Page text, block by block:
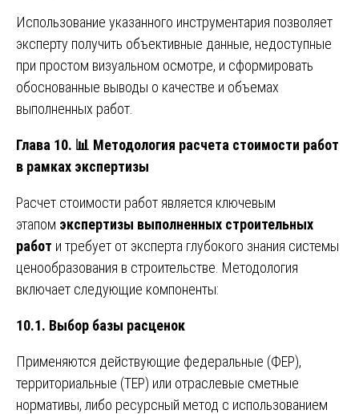
Использование указанного инструментария позволяет
эксперту получить объективные данные, недоступные
при простом визуальном осмотре, и сформировать
обоснованные выводы о качестве и объемах
выполненных работ.
Глава 10. 📊 Методология расчета стоимости работ
в рамках экспертизы
Расчет стоимости работ является ключевым
этапом экспертизы выполненных строительных
работ и требует от эксперта глубокого знания системы
ценообразования в строительстве. Методология
включает следующие компоненты:
10.1. Выбор базы расценок
Применяются действующие федеральные (ФЕР),
территориальные (ТЕР) или отраслевые сметные
нормативы, либо ресурсный метод с использованием